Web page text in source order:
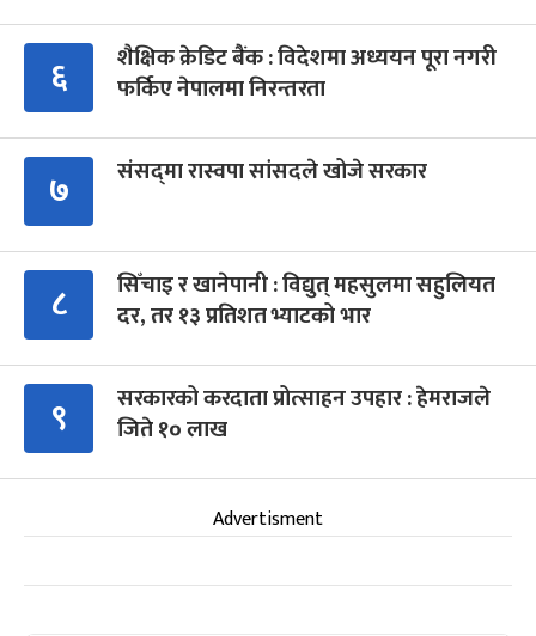
६
शैक्षिक क्रेडिट बैंक : विदेशमा अध्ययन पूरा नगरी
फर्किए नेपालमा निरन्तरता
७ संसद्‍मा रास्वपा सांसदले खोजे सरकार
८
सिँचाइ र खानेपानी : विद्युत् महसुलमा सहुलियत
दर, तर १३ प्रतिशत भ्याटको भार
९
सरकारको करदाता प्रोत्साहन उपहार : हेमराजले
जिते १० लाख
Advertisment